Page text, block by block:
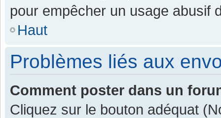
pour empêcher un usage abusif
Haut
Problèmes liés aux
Comment poster dans un
Cliquez sur le bouton adéquat